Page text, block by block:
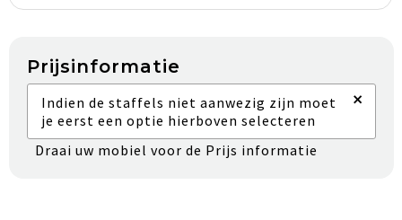
Prijsinformatie
Indien de staffels niet aanwezig zijn moet
je eerst een optie hierboven selecteren
×
Draai uw mobiel voor de Prijs informatie